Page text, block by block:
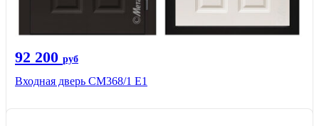
92 200 руб
Входная дверь СМ368/1 Е1